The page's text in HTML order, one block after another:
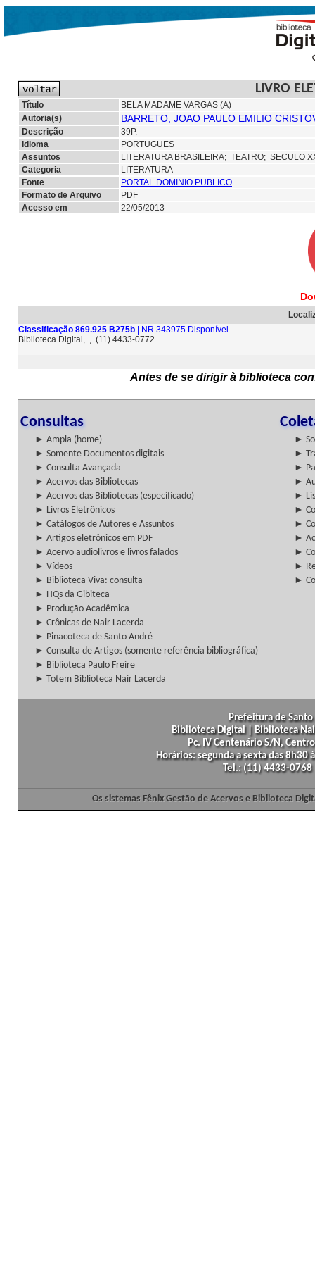
LIVRO
Título
BELA MADAME VARGAS (A)
Autoria(s)
BARRETO, JOAO PAULO EMILIO
Descrição
39P.
Idioma
PORTUGUES
Assuntos
LITERATURA BRASILEIRA; TEATRO; SECULO
Categoria
LITERATURA
Fonte
PORTAL DOMINIO PUBLICO
Formato de Arquivo
PDF
Acesso em
22/05/2013
Classificação 869.925 B275b | NR 343975 Disponível
Biblioteca Digital, , (11) 4433-0772
Antes de se dirigir à biblioteca
Consultas
► Ampla (home)
►
► Somente Documentos digitais
►
► Consulta Avançada
►
► Acervos das Bibliotecas
►
► Acervos das Bibliotecas (especificado)
►
► Livros Eletrônicos
►
► Catálogos de Autores e Assuntos
►
► Artigos eletrônicos em PDF
►
► Acervo audiolivros e livros falados
►
► Vídeos
►
► Biblioteca Viva: consulta
►
► HQs da Gibiteca
► Produção Acadêmica
► Crônicas de Nair Lacerda
► Pinacoteca de Santo André
► Consulta de Artigos (somente referência bibliográfica)
► Biblioteca Paulo Freire
► Totem Biblioteca Nair Lacerda
Prefeitura de
Biblioteca Digital | Biblioteca
Pc. IV Centenário S/N,
Horários: segunda a sexta das
Tel.: (11) 4433-
Os sistemas Fênix Gestão de Acervos e Biblioteca